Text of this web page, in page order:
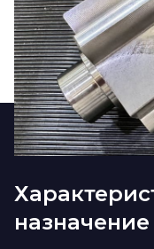
назначение